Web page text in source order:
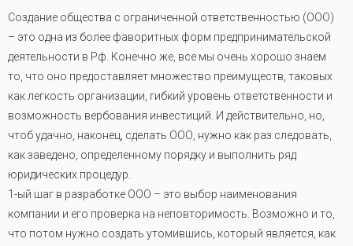
Создание общества с ограниченной ответственностью (ООО)
– это одна из более фаворитных форм предпринимательской
деятельности в Рф. Конечно же, все мы очень хорошо знаем
то, что оно предоставляет множество преимуществ, таковых
как легкость организации, гибкий уровень ответственности и
возможность вербования инвестиций. И действительно, но,
чтоб удачно, наконец, сделать ООО, нужно как раз следовать,
как заведено, определенному порядку и выполнить ряд
юридических процедур.
1-ый шаг в разработке ООО – это выбор наименования
компании и его проверка на неповторимость. Возможно и то,
что потом нужно создать утомившись, который является, как